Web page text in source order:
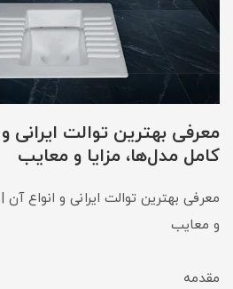
معرفی بهترین توالت ایرانی
کامل مدل‌ها، مزایا و معایب
معرفی بهترین توالت ایرانی و انواع
و معایب
مقدمه